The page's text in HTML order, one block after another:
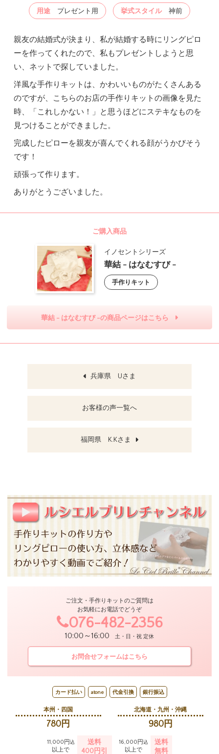
用途 プレゼント用 挙式スタイル 神前
親友の結婚式が決まり、私が結婚する時にリングピロ
ーを作ってくれたので、私もプレゼントしようと思
い、ネットで探していました。
洋風な手作りキットは、かわいいものがたくさんある
のですが、こちらのお店の手作りキットの画像を見た
時、「これしかない！」と思うほどにステキなものを
見つけることができました。
完成したピローを親友が喜んでくれる顔がうかびそう
です！
頑張って作ります。
ありがとうございました。
ご購入商品
イノセントシリーズ
華結 - はなむすび -
手作りキット
華結 - はなむすび -の商品ページはこちら
兵庫県 Uさま
お客様の声一覧へ
福岡県 K.Kさま
ご注文・手作りキットのご質問は
お気軽にお電話でどうぞ
076-482-2356
10:00～16:00 土・日・祝 定休
お問合せフォームはこちら
カード払い atone 代金引換 銀行振込
本州・四国
780円
北海道・九州・沖縄
980円
11,000円込
以上で
送料
400円引
16,000円込
以上で
送料
無料